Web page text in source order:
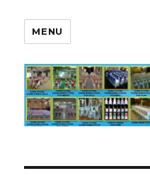
MENU